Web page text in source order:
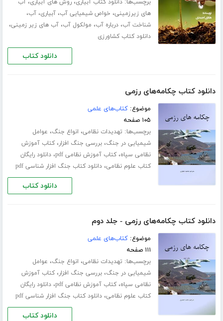
دانلود کتاب آبیاری روش های آبیاری
آب
های زیرزمینی، خواص شیمیایی آب،آبیاری،آب،
شناخت آب،درباره آب، مولکول آب،آب های زیر زمینی،
دانلود کتاب کشاورزی
دانلود کتاب
دانلود کتاب چکامه‌های رزمی
موضوع:کتاب‌های علمی
۱۰۵ صفحه
برچسب‌ها: تهدیدات نظامی، انواع جنگ، عوامل
شیمیایی در جنگ،بررسی جنگ افزار،کتاب آموزش
نظامی سپاه،کتاب آموزش نظامی pdf ،دانلود رایگان
کتاب علوم نظامی،دانلود کتاب جنگ افزار شناسی pdf
دانلود کتاب
دانلود کتاب چکامه‌های رزمی - جلد دوم
موضوع:کتاب‌های علمی
۱۱۱ صفحه
برچسب‌ها: تهدیدات نظامی، انواع جنگ، عوامل
شیمیایی در جنگ،بررسی جنگ افزار،کتاب آموزش
نظامی سپاه،کتاب آموزش نظامی pdf ،دانلود رایگان
کتاب علوم نظامی،دانلود کتاب جنگ افزار شناسی pdf
دانلود کتاب